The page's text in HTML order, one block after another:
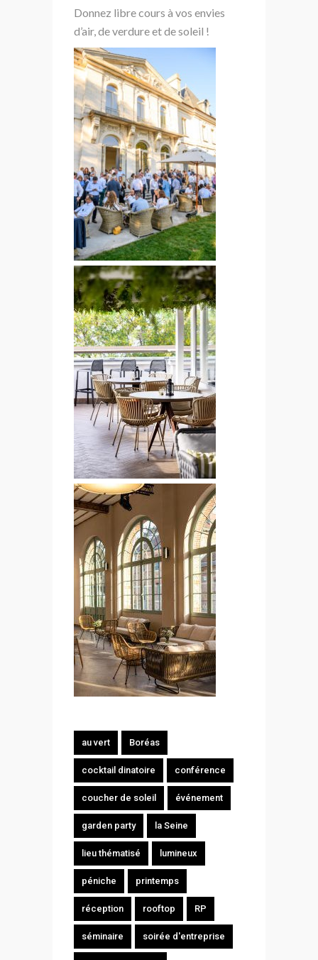
Donnez libre cours à vos envies
d’air, de verdure et de soleil !
au vert Boréas
cocktail dinatoire conférence
coucher de soleil événement
garden party la Seine
lieu thématisé lumineux
péniche printemps
réception rooftop RP
séminaire soirée d'entreprise